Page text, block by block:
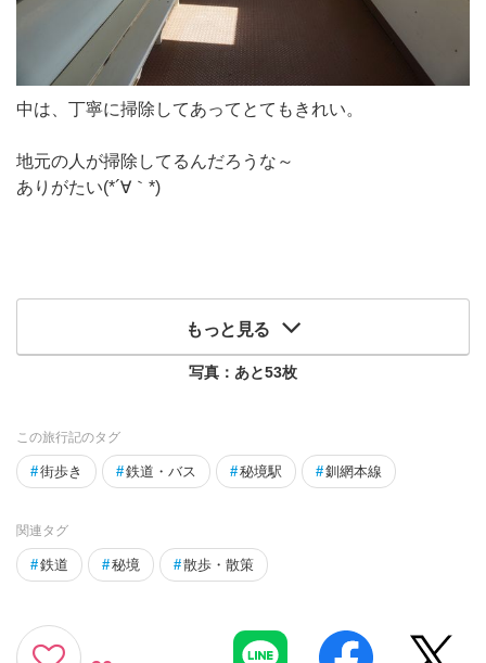
中は、丁寧に掃除してあってとてもきれい。
地元の人が掃除してるんだろうな～
ありがたい(*´∀｀*)
もっと見る
写真：あと53枚
この旅行記のタグ
#街歩き #鉄道・バス #秘境駅 #釧網本線
関連タグ
#鉄道 #秘境 #散歩・散策